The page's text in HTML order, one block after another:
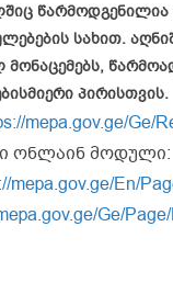
წარმოდგენილია
სახით.
პირისთვის.
mepa.gov.ge/Ge/
ონლაინ მოდული:
mepa.gov.ge/En/
Ge/